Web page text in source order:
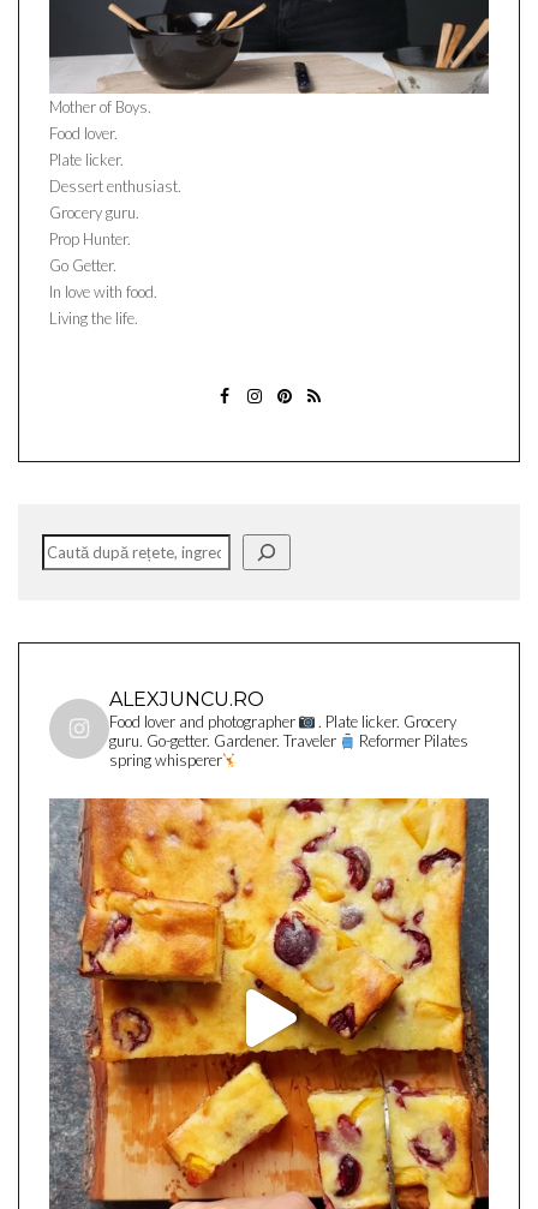
Mother of Boys.
Food lover.
Plate licker.
Dessert enthusiast.
Grocery guru.
Prop Hunter.
Go Getter.
In love with food.
Living the life.
Caută
ALEXJUNCU.RO
Food lover and photographer
. Plate licker. Grocery
guru. Go-getter. Gardener. Traveler
Reformer Pilates
spring whisperer